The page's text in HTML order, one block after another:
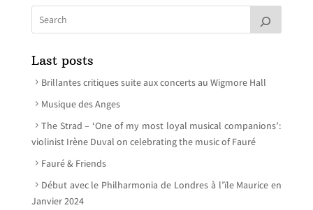
Last posts
Brillantes critiques suite aux concerts au Wigmore Hall
Musique des Anges
The Strad – ‘One of my most loyal musical companions’:
violinist Irène Duval on celebrating the music of Fauré
Fauré & Friends
Début avec le Philharmonia de Londres à l’ïle Maurice en
Janvier 2024